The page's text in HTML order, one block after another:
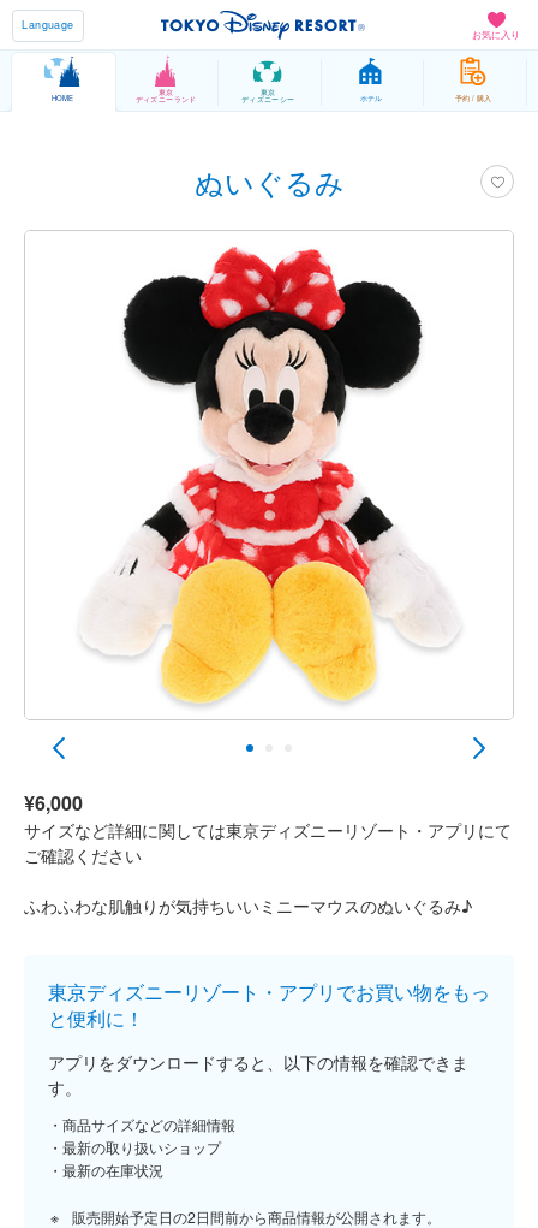
お気に入り
Language
HOME
東京
ディズニーランド
東京
ディズニーシー ホテル 予約 / 購入
ぬいぐるみ
¥6,000
サイズなど詳細に関しては東京ディズニーリゾート・アプリにて
ご確認ください
ふわふわな肌触りが気持ちいいミニーマウスのぬいぐるみ♪
東京ディズニーリゾート・アプリでお買い物をもっ
と便利に！
アプリをダウンロードすると、以下の情報を確認できま
す。
商品サイズなどの詳細情報
最新の取り扱いショップ
最新の在庫状況
販売開始予定日の2日間前から商品情報が公開されます。